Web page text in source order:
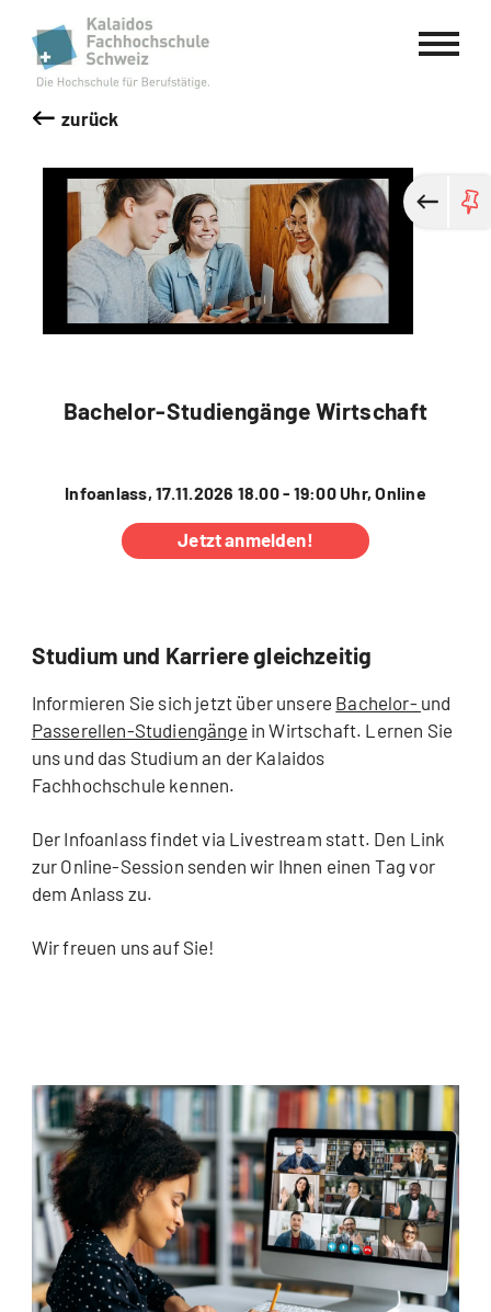
Kalaidos Fachhochschule Schweiz
zurück
Bachelor-Studiengänge Wirtschaft
Infoanlass, 17.11.2026 18.00 - 19:00 Uhr, Online
Jetzt anmelden!
Studium und Karriere gleichzeitig
Informieren Sie sich jetzt über unsere Bachelor- und
Passerellen-Studiengänge in Wirtschaft. Lernen Sie
uns und das Studium an der Kalaidos
Fachhochschule kennen.
Der Infoanlass findet via Livestream statt. Den Link
zur Online-Session senden wir Ihnen einen Tag vor
dem Anlass zu.
Wir freuen uns auf Sie!